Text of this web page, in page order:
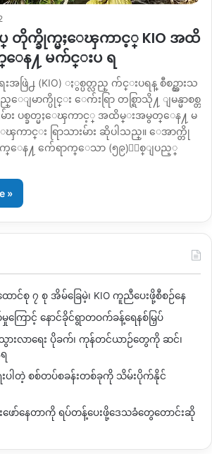
တပ္ တိုက္ခိုက္မႈေၾကာင့္ KIO အထိ
န႔ မက်င္းပ ရ
းအဖြဲ႕ (KIO) ႏွစ္ပတ္လည္ က်င္းပရန္ စီစဥ္ထားသ
မာက္ပိုင္း ေက်းရြာ တစ္ရြာသို႔ ျမန္မာစစ္တ
မ်ား ပစ္ခတ္မႈေၾကာင့္ အထိမ္းအမွတ္ေန႔ မ
ကာင္း ရြာသားမ်ား ဆိုပါသည္။ ေအာက္တို
က္ေန႔ က်ေရာက္ေသာ (၅၉)ႏွစ္ျပည့္
»
ာင်စု ၇ စု အိမ်ခြေမဲ့၊ KIO ကူညီပေးဖို့စီစဉ်နေ
ကြောင့် နောင်ခိုင်ရွာတဝက်ခန့်ရေနစ်မြှပ်
သွားလာရေး ပိုခက်၊ ကုန်တင်ယာဉ်တွေကို ဆင်၊
ပါတဲ့ စစ်တပ်စခန်းတစ်ခုကို သိမ်းပိုက်နိုင်
ော်နေတာကို ရပ်တန့်ပေးဖို့ဒေသခံတွေတောင်းဆို